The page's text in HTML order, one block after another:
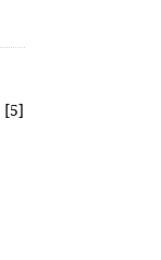
[5]